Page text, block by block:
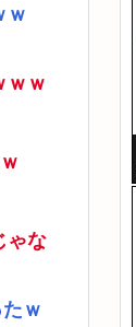
ｗ
ｗｗ
ゃな
ｗ